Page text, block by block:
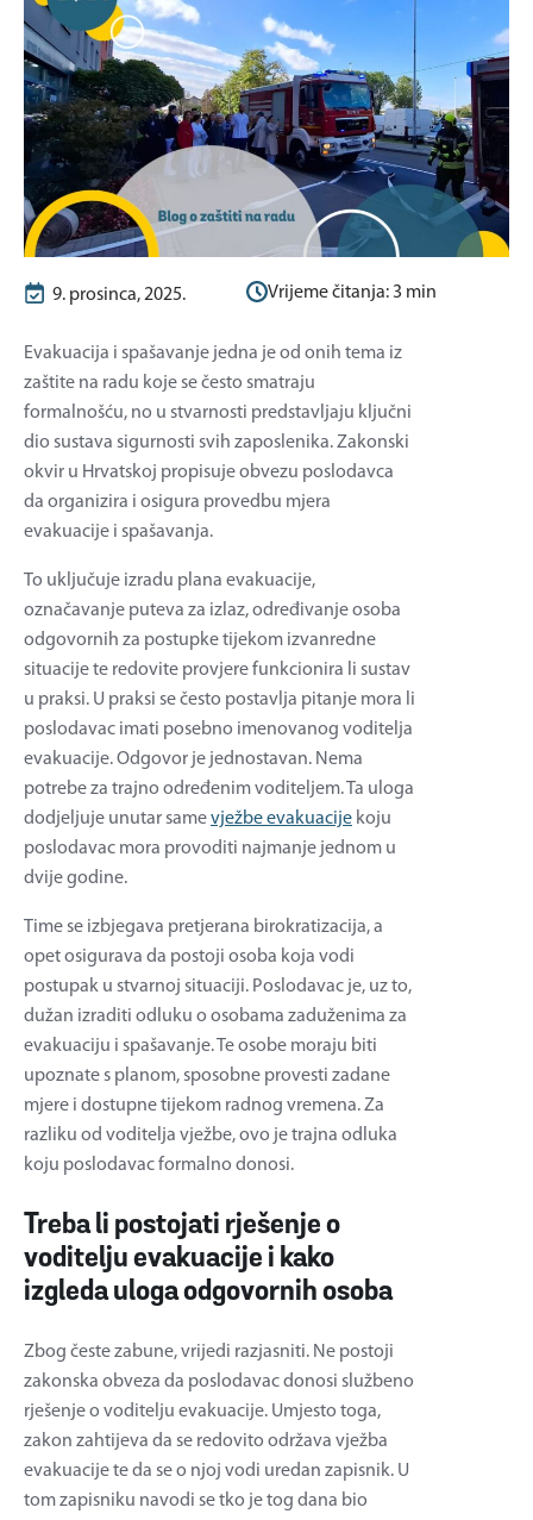
9. prosinca, 2025. Vrijeme čitanja: 3 min
Evakuacija i spašavanje jedna je od onih tema iz
zaštite na radu koje se često smatraju
formalnošću, no u stvarnosti predstavljaju ključni
dio sustava sigurnosti svih zaposlenika. Zakonski
okvir u Hrvatskoj propisuje obvezu poslodavca
da organizira i osigura provedbu mjera
evakuacije i spašavanja.
To uključuje izradu plana evakuacije,
označavanje puteva za izlaz, određivanje osoba
odgovornih za postupke tijekom izvanredne
situacije te redovite provjere funkcionira li sustav
u praksi. U praksi se često postavlja pitanje mora li
poslodavac imati posebno imenovanog voditelja
evakuacije. Odgovor je jednostavan. Nema
potrebe za trajno određenim voditeljem. Ta uloga
dodjeljuje unutar samevježbe evakuacije koju
poslodavac mora provoditi najmanje jednom u
dvije godine.
Time se izbjegava pretjerana birokratizacija, a
opet osigurava da postoji osoba koja vodi
postupak u stvarnoj situaciji. Poslodavac je, uz to,
dužan izraditi odluku o osobama zaduženima za
evakuaciju i spašavanje. Te osobe moraju biti
upoznate s planom, sposobne provesti zadane
mjere i dostupne tijekom radnog vremena. Za
razliku od voditelja vježbe, ovo je trajna odluka
koju poslodavac formalno donosi.
Treba li postojati rješenje o
voditelju evakuacije i kako
izgleda uloga odgovornih osoba
Zbog česte zabune, vrijedi razjasniti. Ne postoji
zakonska obveza da poslodavac donosi službeno
rješenje o voditelju evakuacije. Umjesto toga,
zakon zahtijeva da se redovito održava vježba
evakuacije te da se o njoj vodi uredan zapisnik. U
tom zapisniku navodi se tko je tog dana bio